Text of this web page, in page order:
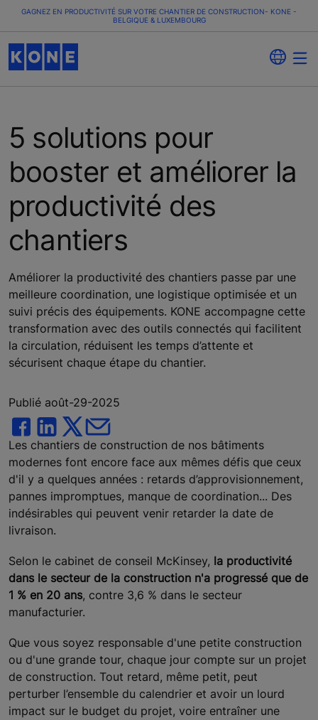
GAGNEZ EN PRODUCTIVITÉ SUR VOTRE CHANTIER DE CONSTRUCTION- KONE -
BELGIQUE & LUXEMBOURG
5 solutions pour
booster et améliorer la
productivité des
chantiers
Améliorer la productivité des chantiers passe par une
meilleure coordination, une logistique optimisée et un
suivi précis des équipements. KONE accompagne cette
transformation avec des outils connectés qui facilitent
la circulation, réduisent les temps d’attente et
sécurisent chaque étape du chantier.
Publié août-29-2025
Les chantiers de construction de nos bâtiments
modernes font encore face aux mêmes défis que ceux
d'il y a quelques années : retards d’approvisionnement,
pannes impromptues, manque de coordination... Des
indésirables qui peuvent venir retarder la date de
livraison.
Selon le cabinet de conseil McKinsey, la productivité
dans le secteur de la construction n'a progressé que de
1 % en 20 ans, contre 3,6 % dans le secteur
manufacturier.
Que vous soyez responsable d'une petite construction
ou d'une grande tour, chaque jour compte sur un projet
de construction. Tout retard, même petit, peut
perturber l’ensemble du calendrier et avoir un lourd
impact sur le budget du projet, voire entraîner une